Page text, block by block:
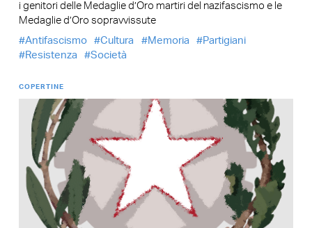
i genitori delle Medaglie d’Oro martiri del nazifascismo e le
Medaglie d’Oro sopravvissute
Antifascismo
Cultura Memoria
Partigiani
Resistenza
Società
COPERTINE